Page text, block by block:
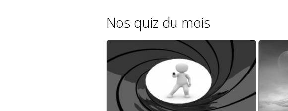
Nos quiz du mois